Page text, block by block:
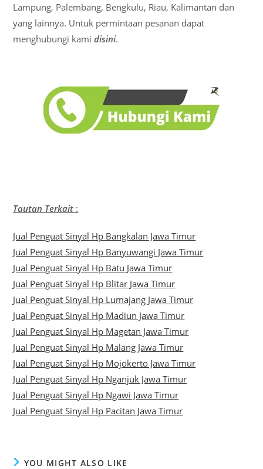
Lampung, Palembang, Bengkulu, Riau, Kalimantan dan
yang lainnya. Untuk permintaan pesanan dapat
menghubungi kamidisini.
Tautan Terkait :
Jual Penguat Sinyal Hp Bangkalan Jawa Timur
Jual Penguat Sinyal Hp Banyuwangi Jawa Timur
Jual Penguat Sinyal Hp Batu Jawa Timur
Jual Penguat Sinyal Hp Blitar Jawa Timur
Jual Penguat Sinyal Hp Lumajang Jawa Timur
Jual Penguat Sinyal Hp Madiun Jawa Timur
Jual Penguat Sinyal Hp Magetan Jawa Timur
Jual Penguat Sinyal Hp Malang Jawa Timur
Jual Penguat Sinyal Hp Mojokerto Jawa Timur
Jual Penguat Sinyal Hp Nganjuk Jawa Timur
Jual Penguat Sinyal Hp Ngawi Jawa Timur
Jual Penguat Sinyal Hp Pacitan Jawa Timur
YOU MIGHT ALSO LIKE